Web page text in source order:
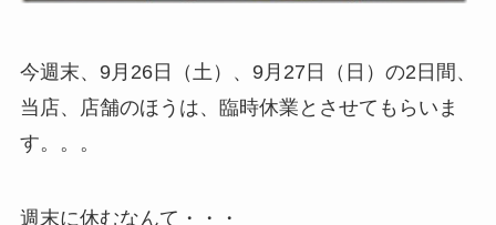
今週末、9月26日（土）、9月27日（日）の2日間、
当店、店舗のほうは、臨時休業とさせてもらいま
す。。。
週末に休むなんて・・・